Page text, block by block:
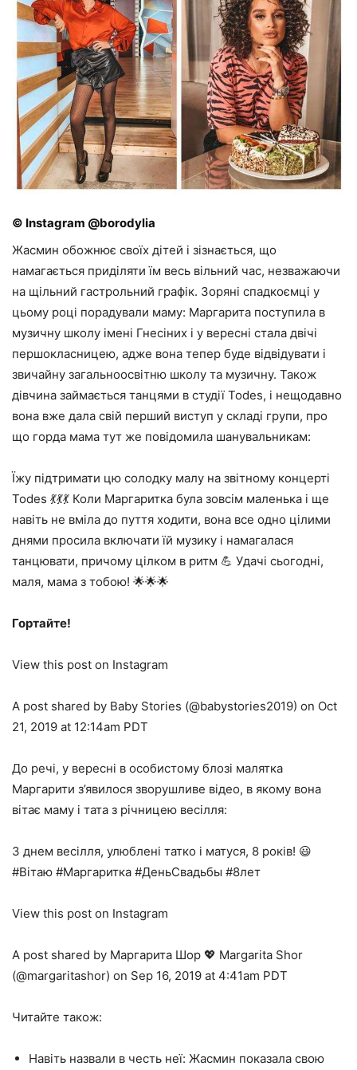
© Instagram @borodylia
Жасмин обожнює своїх дітей і зізнається, що
намагається приділяти їм весь вільний час, незважаючи
на щільний гастрольний графік. Зоряні спадкоємці у
цьому році порадували маму: Маргарита поступила в
музичну школу імені Гнесіних і у вересні стала двічі
першокласницею, адже вона тепер буде відвідувати і
звичайну загальноосвітню школу та музичну. Також
дівчина займається танцями в студії Todes, і нещодавно
вона вже дала свій перший виступ у складі групи, про
що горда мама тут же повідомила шанувальникам:
Їжу підтримати цю солодку малу на звітному концерті
Todes 💃💃💃 Коли Маргаритка була зовсім маленька і ще
навіть не вміла до пуття ходити, вона все одно цілими
днями просила включати їй музику і намагалася
танцювати, причому цілком в ритм 💪 Удачі сьогодні,
маля, мама з тобою! 🌟🌟🌟
Гортайте!
View this post on Instagram
A post shared by Baby Stories (@babystories2019) on Oct
21, 2019 at 12:14am PDT
До речі, у вересні в особистому блозі малятка
Маргарити з’явилося зворушливе відео, в якому вона
вітає маму і тата з річницею весілля:
З днем весілля, улюблені татко і матуся, 8 років! 😃
#Вітаю #Маргаритка #ДеньСвадьбы #8лет
View this post on Instagram
A post shared by Маргарита Шор 💖 Margarita Shor
(@margaritashor) on Sep 16, 2019 at 4:41am PDT
Читайте також:
Навіть назвали в честь неї: Жасмин показала свою